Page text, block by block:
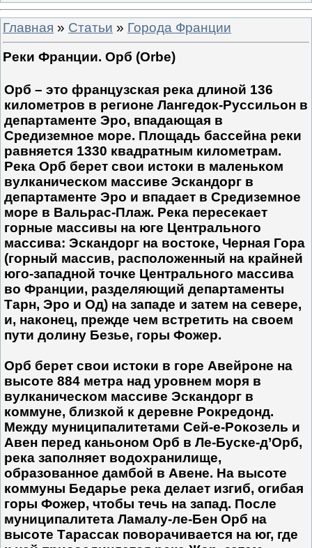
Главная » Статьи » Города Франции
Реки Франции. Орб (Orbe)
Орб – это французская река длиной 136
километров в регионе Лангедок-Руссильон в
департаменте Эро, впадающая в
Средиземное море. Площадь бассейна реки
равняется 1330 квадратным километрам.
Река Орб берет свои истоки в маленьком
вулканическом массиве Эскандорг в
департаменте Эро и впадает в Средиземное
море в Вальрас-Плаж. Река пересекает
горные массивы на юге Центрального
массива: Эскандорг на востоке, Черная Гора
(горный массив, расположенный на крайней
юго-западной точке Центрального массива
во Франции, разделяющий департаменты
Тарн, Эро и Од) на западе и затем на севере,
и, наконец, прежде чем встретить на своем
пути долину Безье, горы Фожер.
Орб берет свои истоки в горе Авейроне на
высоте 884 метра над уровнем моря в
вулканическом массиве Эскандорг в
коммуне, близкой к деревне Рокредонд.
Между муниципалитетами Сей-е-Рокозель и
Авен перед каньоном Орб в Ле-Буске-д’Орб,
река заполняет водохранилище,
образованное дамбой в Авене. На высоте
коммуны Бедарье река делает изгиб, огибая
горы Фожер, чтобы течь на запад. После
муниципалитета Ламалу-ле-Бен Орб на
высоте Тарассак поворачивается на юг, где